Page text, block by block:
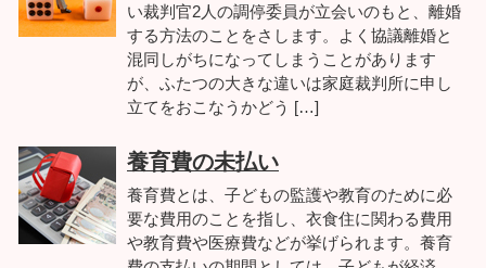
い裁判官2人の調停委員が立会いのもと、離婚
する方法のことをさします。よく協議離婚と
混同しがちになってしまうことがあります
が、ふたつの大きな違いは家庭裁判所に申し
立てをおこなうかどう […]
養育費の未払い
養育費とは、子どもの監護や教育のために必
要な費用のことを指し、衣食住に関わる費用
や教育費や医療費などが挙げられます。養育